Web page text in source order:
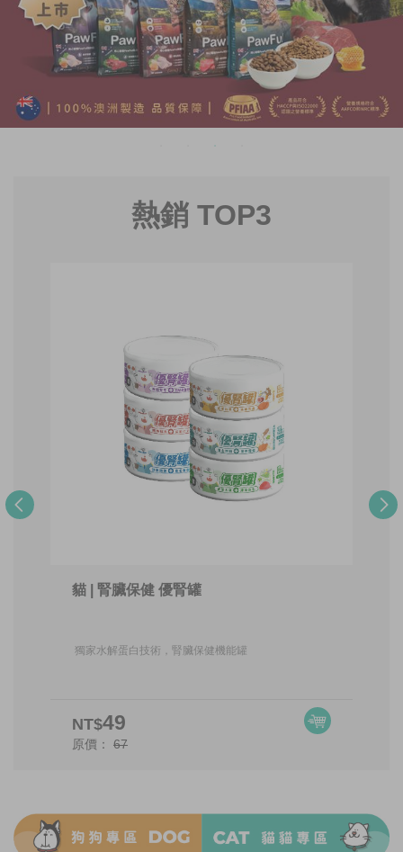
熱銷 TOP3
貓 | 腎臟保健 優腎罐
獨家水解蛋白技術，腎臟保健機能罐
NT$49
原價： 67